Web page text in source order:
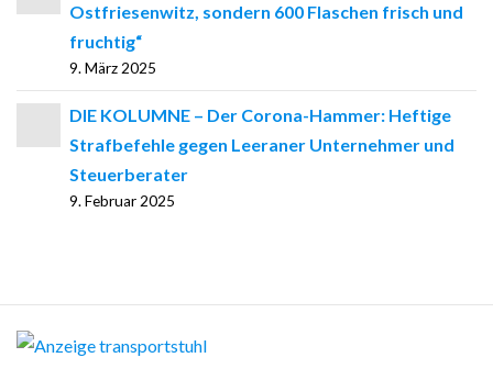
Ostfriesenwitz, sondern 600 Flaschen frisch und
fruchtig“
9. März 2025
DIE KOLUMNE – Der Corona-Hammer: Heftige
Strafbefehle gegen Leeraner Unternehmer und
Steuerberater
9. Februar 2025